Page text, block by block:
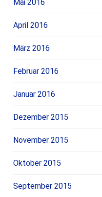
Mai 2016
April 2016
März 2016
Februar 2016
Januar 2016
Dezember 2015
November 2015
Oktober 2015
September 2015